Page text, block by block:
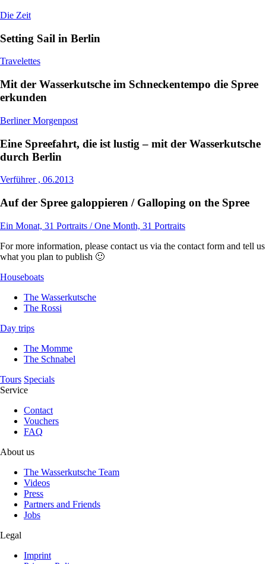
Die Zeit
Setting Sail in Berlin
Travelettes
Mit der Wasserkutsche im Schneckentempo die Spree
erkunden
Berliner Morgenpost
Eine Spreefahrt, die ist lustig – mit der Wasserkutsche
durch Berlin
Verführer , 06.2013
Auf der Spree galoppieren / Galloping on the Spree
Ein Monat, 31 Portraits / One Month, 31 Portraits
For more information, please contact us via the contact form and tell us
what you plan to publish 🙂
Houseboats
The Wasserkutsche
The Rossi
Day trips
The Momme
The Schnabel
Tours Specials
Service
Contact
Vouchers
FAQ
About us
The Wasserkutsche Team
Videos
Press
Partners and Friends
Jobs
Legal
Imprint